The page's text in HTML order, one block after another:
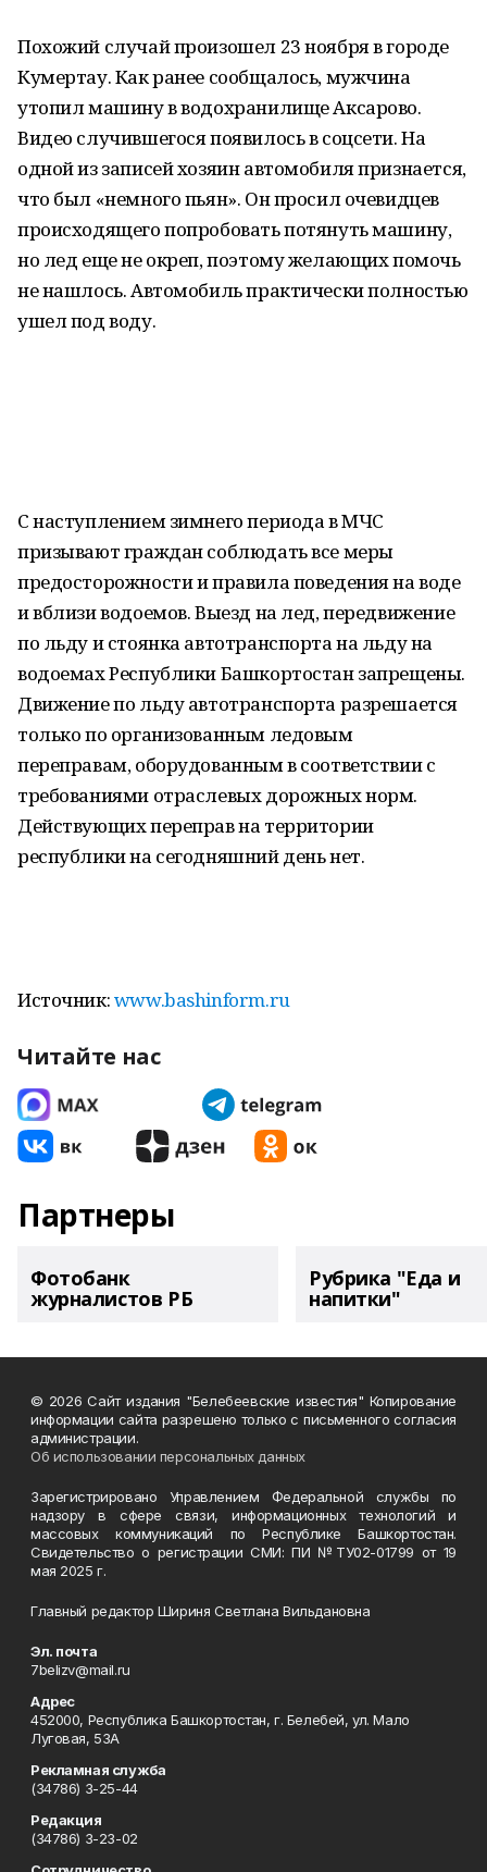
Похожий случай произошел 23 ноября в городе
Кумертау. Как ранее сообщалось, мужчина
утопил машину в водохранилище Аксарово.
Видео случившегося появилось в соцсети. На
одной из записей хозяин автомобиля признается,
что был «немного пьян». Он просил очевидцев
происходящего попробовать потянуть машину,
но лед еще не окреп, поэтому желающих помочь
не нашлось. Автомобиль практически полностью
ушел под воду.
С наступлением зимнего периода в МЧС
призывают граждан соблюдать все меры
предосторожности и правила поведения на воде
и вблизи водоемов. Выезд на лед, передвижение
по льду и стоянка автотранспорта на льду на
водоемах Республики Башкортостан запрещены.
Движение по льду автотранспорта разрешается
только по организованным ледовым
переправам, оборудованным в соответствии с
требованиями отраслевых дорожных норм.
Действующих переправ на территории
республики на сегодняшний день нет.
Источник:www.bashinform.ru
Читайте нас
Партнеры
Фотобанк
журналистов РБ
Рубрика "Еда и
напитки"
© 2026 Сайт издания "Белебеевские известия" Копирование
информации сайта разрешено только с письменного согласия
администрации.
Об использовании персональных данных
Зарегистрировано Управлением Федеральной службы по
надзору в сфере связи, информационных технологий и
массовых коммуникаций по Республике Башкортостан.
Свидетельство о регистрации СМИ: ПИ №ТУ02-01799 от 19
мая 2025 г.
Главный редактор Шириня Светлана Вильдановна
Эл. почта
7belizv@mail.ru
Адрес
452000, Республика Башкортостан, г. Белебей, ул. Мало
Луговая, 53А
Рекламная служба
(34786) 3-25-44
Редакция
(34786) 3-23-02